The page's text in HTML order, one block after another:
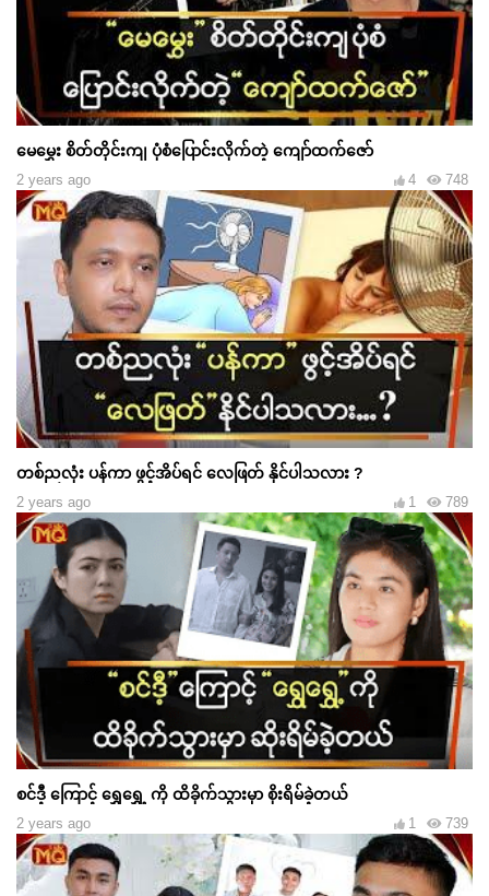
မေမွှေး စိတ်တိုင်းကျ ပုံစံပြောင်းလိုက်တဲ့ ကျော်ထက်ဇော်
2 years ago 748
4
တစ်ညလုံး ပန်ကာ ဖွင့်အိပ်ရင် လေဖြတ် နိုင်ပါသလား ?
2 years ago 789
1
စင်ဒီ့ ကြောင့် ရွှေရွှေ့ ကို ထိခိုက်သွားမှာ စိုးရိမ်ခဲ့တယ်
2 years ago 739
1